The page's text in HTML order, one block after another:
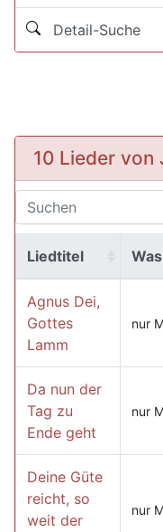
Detail-Suche
10 Lieder von
Liedtitel Was
Agnus Dei,
Gottes
Lamm
nur
Da nun der
Tag zu
Ende geht
nur
Deine Güte
reicht, so
weit der
nur